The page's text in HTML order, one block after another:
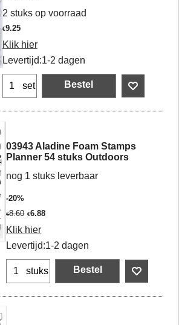
2 stuks op voorraad
€9.25
Klik hier
Levertijd:1-2 dagen
set Bestel
03943 Aladine Foam Stamps
Planner 54 stuks Outdoors
nog 1 stuks leverbaar
-20%
€8.60 €6.88
Klik hier
Levertijd:1-2 dagen
stuks Bestel